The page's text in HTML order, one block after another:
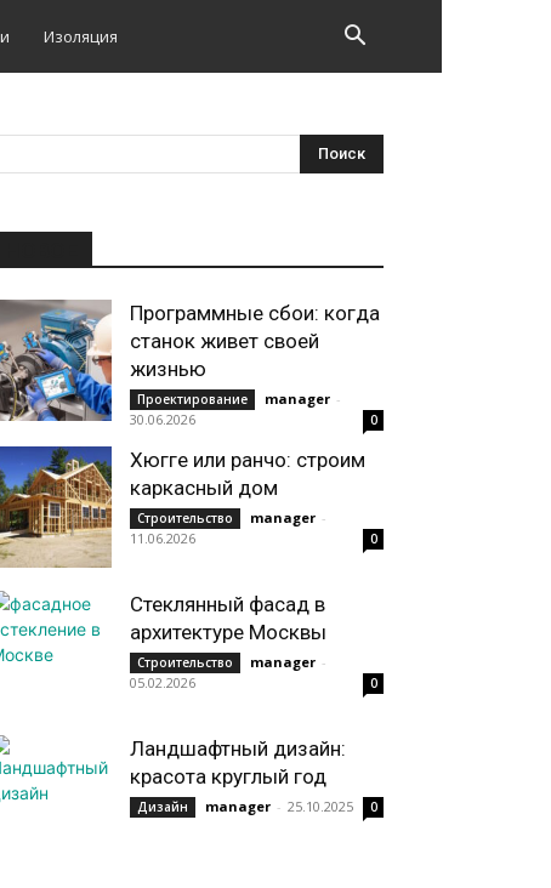
Изоляция
Программные сбои: когда
станок живет своей
жизнью
Проектирование manager -
30.06.2026
0
Хюгге или ранчо: строим
каркасный дом
Строительство manager -
11.06.2026
0
Стеклянный фасад в
архитектуре Москвы
Строительство manager -
05.02.2026
0
Ландшафтный дизайн:
красота круглый год
Дизайн manager - 25.10.2025 0